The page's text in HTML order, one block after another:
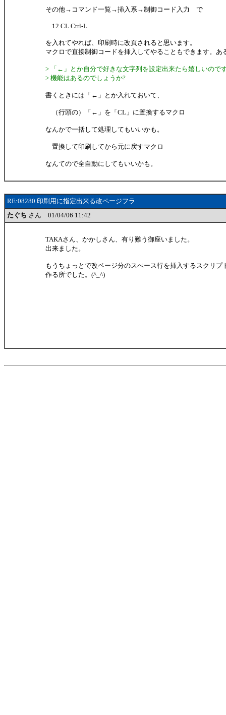
その他→コマンド一覧→挿入系→制御コード入力 で
12 CL Ctrl-L
を入れてやれば、印刷時に改頁されると思います。
マクロで直接制御コードを挿入してやることもできます。あ
> 「←」とか自分で好きな文字列を設定出来たら嬉しいので
> 機能はあるのでしょうか?
書くときには「←」とか入れておいて、
（行頭の）「←」を「CL」に置換するマクロ
なんかで一括して処理してもいいかも。
置換して印刷してから元に戻すマクロ
なんてので全自動にしてもいいかも。
RE:08280 印刷用に指定出来る改ページフラ
たぐち さん 01/04/06 11:42
TAKAさん、かかしさん、有り難う御座いました。
出来ました。
もうちょっとで改ページ分のスぺース行を挿入するスクリプ
作る所でした。(^_^)ゞ